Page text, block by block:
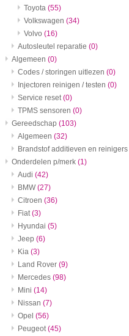
Toyota (55)
Volkswagen (34)
Volvo (16)
Autosleutel reparatie (0)
Algemeen (0)
Codes / storingen uitlezen (0)
Injectoren reinigen / testen (0)
Service reset(0)
TPMS sensoren (0)
Gereedschap (103)
Algemeen (32)
Brandstof additieven en reinigers
Onderdelen p/merk (1)
Audi (42)
BMW (27)
Citroen (36)
Fiat(3)
Hyundai (5)
Jeep (6)
Kia (3)
Land Rover (9)
Mercedes (98)
Mini (14)
Nissan (7)
Opel (56)
Peugeot(45)